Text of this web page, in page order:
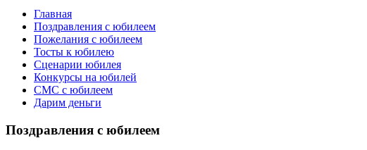
Главная
Поздравления с юбилеем
Пожелания с юбилеем
Тосты к юбилею
Сценарии юбилея
Конкурсы на юбилей
СМС с юбилеем
Дарим деньги
Поздравления с юбилеем